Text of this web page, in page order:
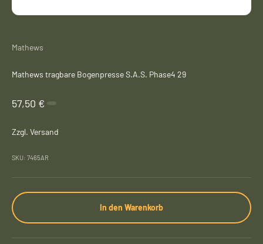
Mathews
Mathews tragbare Bogenpresse S.A.S. Phase4 29
Angebot
57,50 €
Zzgl. Versand
SKU: 7465AR
In den Warenkorb